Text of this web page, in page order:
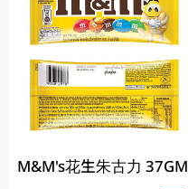
M&M's花生朱古力 37GM